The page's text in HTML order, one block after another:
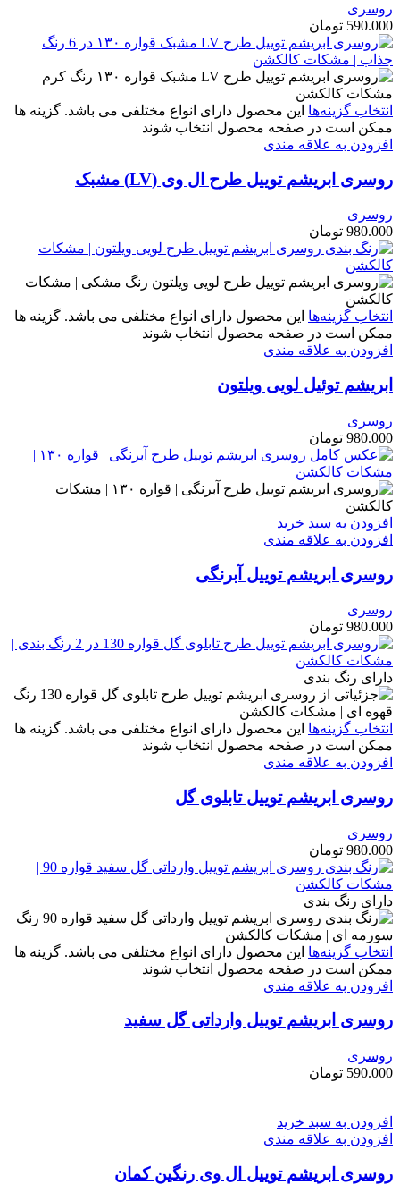
روسری
590.000 تومان
انتخاب گزینه‌ها این محصول دارای انواع مختلفی می باشد. گزینه ها
ممکن است در صفحه محصول انتخاب شوند
افزودن به علاقه مندی
روسری ابریشم توییل طرح ال وی (LV) مشبک
روسری
980.000 تومان
انتخاب گزینه‌ها این محصول دارای انواع مختلفی می باشد. گزینه ها
ممکن است در صفحه محصول انتخاب شوند
افزودن به علاقه مندی
ابریشم توئیل لویی ویلتون
روسری
980.000 تومان
افزودن به سبد خرید
افزودن به علاقه مندی
روسری ابریشم توییل آبرنگی
روسری
980.000 تومان
دارای رنگ بندی
انتخاب گزینه‌ها این محصول دارای انواع مختلفی می باشد. گزینه ها
ممکن است در صفحه محصول انتخاب شوند
افزودن به علاقه مندی
روسری ابریشم توییل تابلوی گل
روسری
980.000 تومان
دارای رنگ بندی
انتخاب گزینه‌ها این محصول دارای انواع مختلفی می باشد. گزینه ها
ممکن است در صفحه محصول انتخاب شوند
افزودن به علاقه مندی
روسری ابریشم توییل وارداتی گل سفید
روسری
590.000 تومان
افزودن به سبد خرید
افزودن به علاقه مندی
روسری ابریشم توییل ال وی رنگین کمان